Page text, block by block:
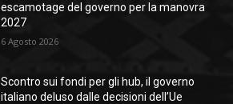
escamotage del governo per la manovra
2027
6 Agosto 2026
Scontro sui fondi per gli hub, il governo
italiano deluso dalle decisioni dell’Ue